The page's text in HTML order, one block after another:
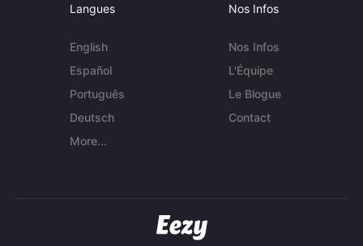
Langues
English
Español
Português
Deutsch
More...
Nos Infos
Nos Infos
L'Équipe
Le Blogue
Contact